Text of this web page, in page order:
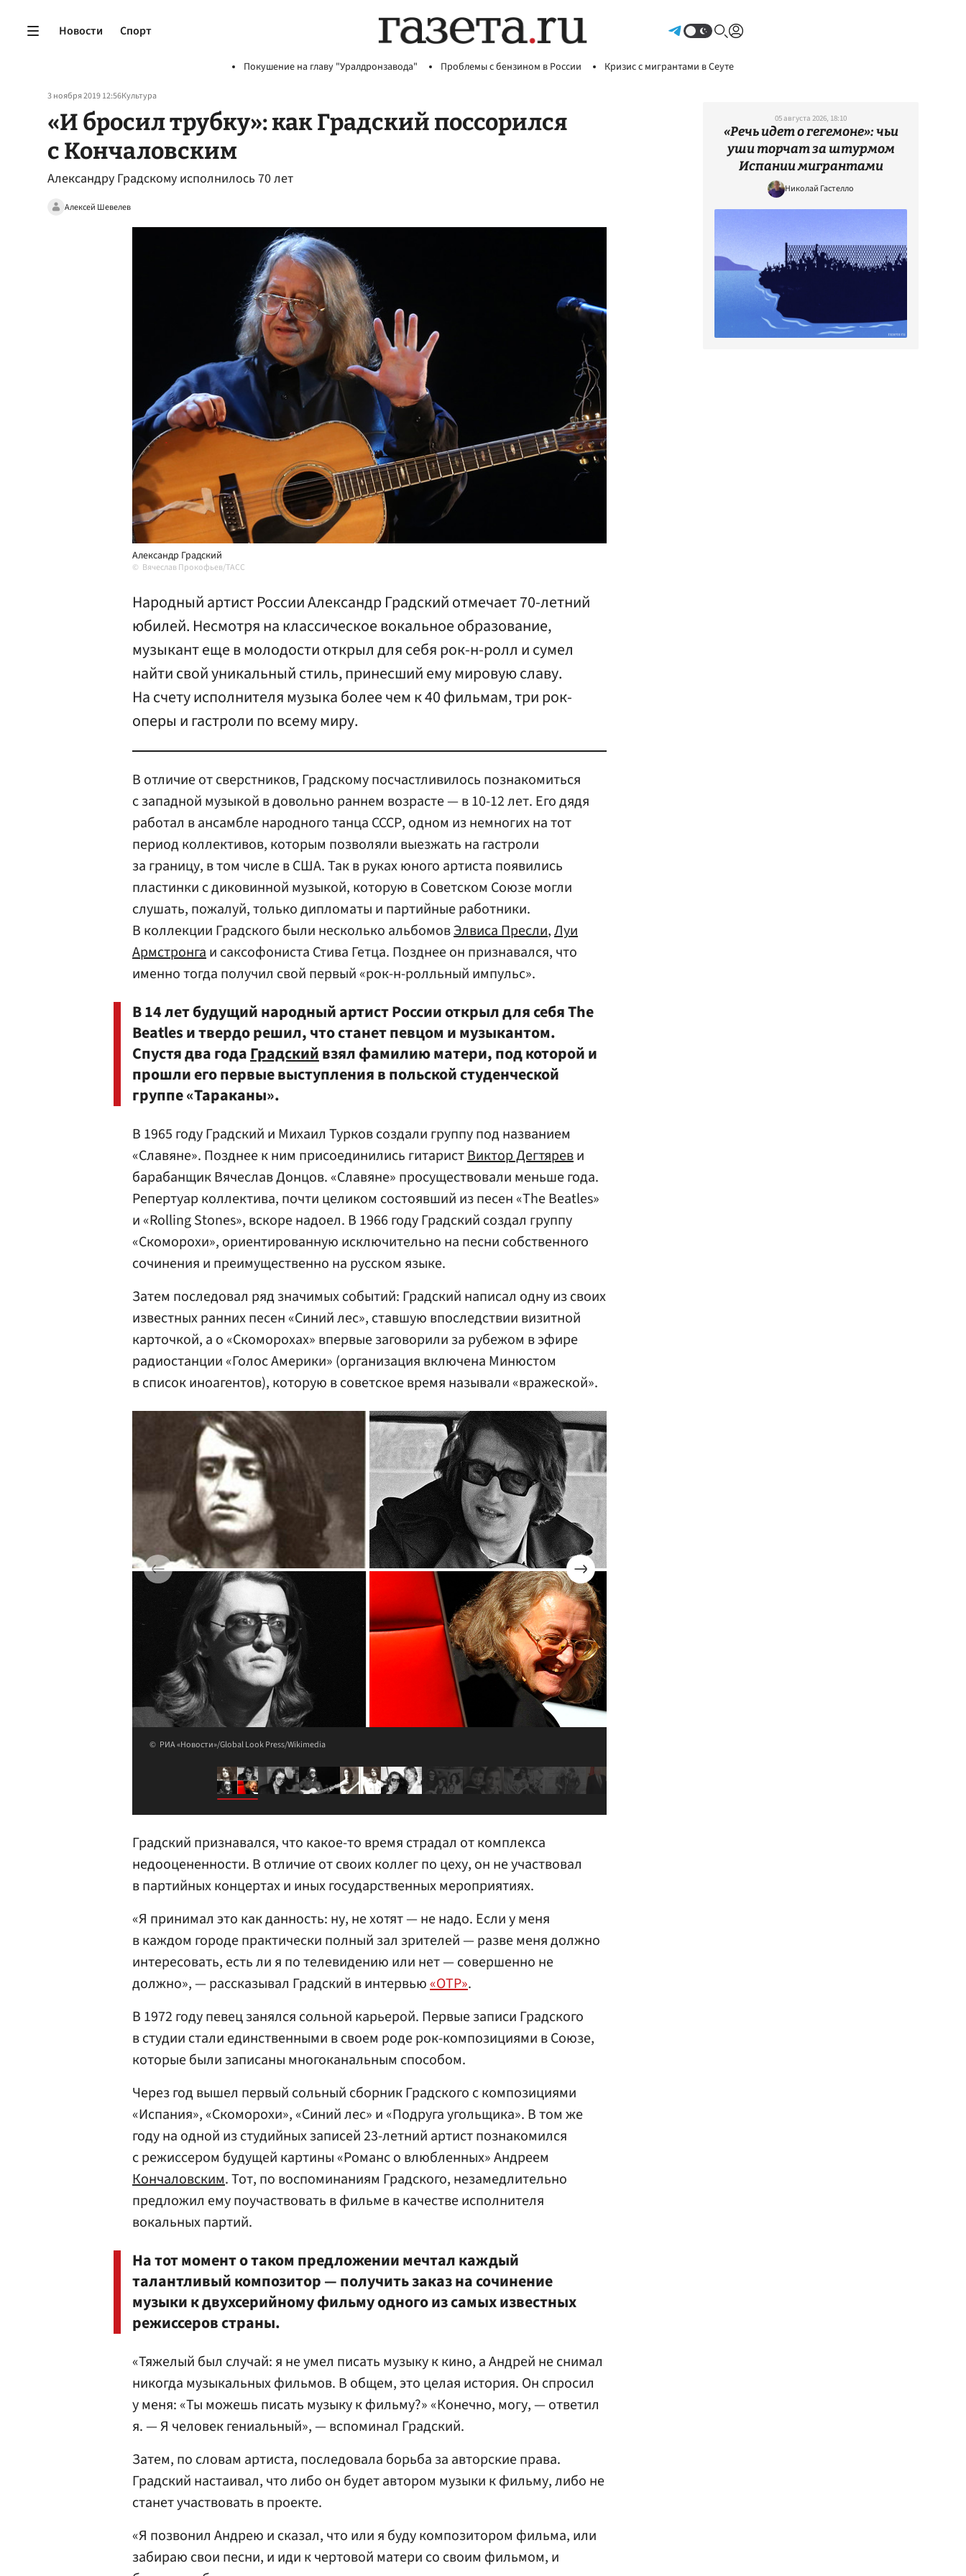
Новости Спорт
Покушение на главу "Уралдронзавода" Проблемы с бензином в России Кризис с мигрантами в Сеуте
3 ноября 2019 12:56Культура
«И бросил трубку»: как Градский поссорился
с Кончаловским
Александру Градскому исполнилось 70 лет
Алексей Шевелев
Александр Градский
Вячеслав Прокофьев/ТАСС
Народный артист России Александр Градский отмечает 70-летний
юбилей. Несмотря на классическое вокальное образование,
музыкант еще в молодости открыл для себя рок-н-ролл и сумел
найти свой уникальный стиль, принесший ему мировую славу.
На счету исполнителя музыка более чем к 40 фильмам, три рок-
оперы и гастроли по всему миру.
В отличие от сверстников, Градскому посчастливилось познакомиться
с западной музыкой в довольно раннем возрасте — в 10-12 лет. Его дядя
работал в ансамбле народного танца СССР, одном из немногих на тот
период коллективов, которым позволяли выезжать на гастроли
за границу, в том числе в США. Так в руках юного артиста появились
пластинки с диковинной музыкой, которую в Советском Союзе могли
слушать, пожалуй, только дипломаты и партийные работники.
В коллекции Градского были несколько альбомовЭлвиса Пресли,Луи
Армстронгаи саксофониста Стива Гетца. Позднее он признавался, что
именно тогда получил свой первый «рок-н-ролльный импульс».
В 14 лет будущий народный артист России открыл для себя The
Beatles и твердо решил, что станет певцом и музыкантом.
Спустя два годаГрадскийвзял фамилию матери, под которой и
прошли его первые выступления в польской студенческой
группе «Тараканы».
В 1965 году Градский и Михаил Турков создали группу под названием
«Славяне». Позднее к ним присоединились гитаристВиктор Дегтяреви
барабанщик Вячеслав Донцов. «Славяне» просуществовали меньше года.
Репертуар коллектива, почти целиком состоявший из песен «The Beatles»
и «Rolling Stones», вскоре надоел. В 1966 году Градский создал группу
«Скоморохи», ориентированную исключительно на песни собственного
сочинения и преимущественно на русском языке.
Затем последовал ряд значимых событий: Градский написал одну из своих
известных ранних песен «Синий лес», ставшую впоследствии визитной
карточкой, а о «Скоморохах» впервые заговорили за рубежом в эфире
радиостанции «Голос Америки» (организация включена Минюстом
в список иноагентов), которую в советское время называли «вражеской».
РИА «Новости»/Global Look Press/Wikimedia
Градский признавался, что какое-то время страдал от комплекса
недооцененности. В отличие от своих коллег по цеху, он не участвовал
в партийных концертах и иных государственных мероприятиях.
«Я принимал это как данность: ну, не хотят — не надо. Если у меня
в каждом городе практически полный зал зрителей — разве меня должно
интересовать, есть ли я по телевидению или нет — совершенно не
должно», — рассказывал Градский в интервью«ОТР».
В 1972 году певец занялся сольной карьерой. Первые записи Градского
в студии стали единственными в своем роде рок-композициями в Союзе,
которые были записаны многоканальным способом.
Через год вышел первый сольный сборник Градского с композициями
«Испания», «Скоморохи», «Синий лес» и «Подруга угольщика». В том же
году на одной из студийных записей 23-летний артист познакомился
с режиссером будущей картины «Романс о влюбленных» Андреем
Кончаловским. Тот, по воспоминаниям Градского, незамедлительно
предложил ему поучаствовать в фильме в качестве исполнителя
вокальных партий.
На тот момент о таком предложении мечтал каждый
талантливый композитор — получить заказ на сочинение
музыки к двухсерийному фильму одного из самых известных
режиссеров страны.
«Тяжелый был случай: я не умел писать музыку к кино, а Андрей не снимал
никогда музыкальных фильмов. В общем, это целая история. Он спросил
у меня: «Ты можешь писать музыку к фильму?» «Конечно, могу, — ответил
я. — Я человек гениальный», — вспоминал Градский.
Затем, по словам артиста, последовала борьба за авторские права.
Градский настаивал, что либо он будет автором музыки к фильму, либо не
станет участвовать в проекте.
«Я позвонил Андрею и сказал, что или я буду композитором фильма, или
забираю свои песни, и иди к чертовой матери со своим фильмом, и
05 августа 2026, 18:10
«Речь идет о гегемоне»: чьи
уши торчат за штурмом
Испании мигрантами
Николай Гастелло